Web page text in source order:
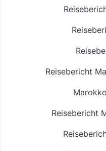
Reisebericht
Reisebericht